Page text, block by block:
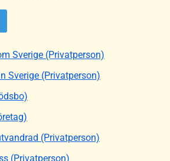
Sverige (Privatperson)
Sverige (Privatperson)
(Privatperson)
(Privatperson)